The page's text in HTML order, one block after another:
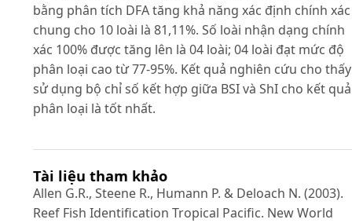
bằng phân tích DFA tăng khả năng xác định chính xác
chung cho 10 loài là 81,11%. Số loài nhận dạng chính
xác 100% được tăng lên là 04 loài; 04 loài đạt mức độ
phân loại cao từ 77-95%. Kết quả nghiên cứu cho thấy
sử dụng bộ chỉ số kết hợp giữa BSI và ShI cho kết quả
phân loại là tốt nhất.
Tài liệu tham khảo
Allen G.R., Steene R., Humann P. & Deloach N. (2003).
Reef Fish Identification Tropical Pacific. New World